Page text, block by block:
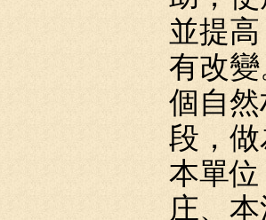
並提
有改
個自
段，
本單
庄、